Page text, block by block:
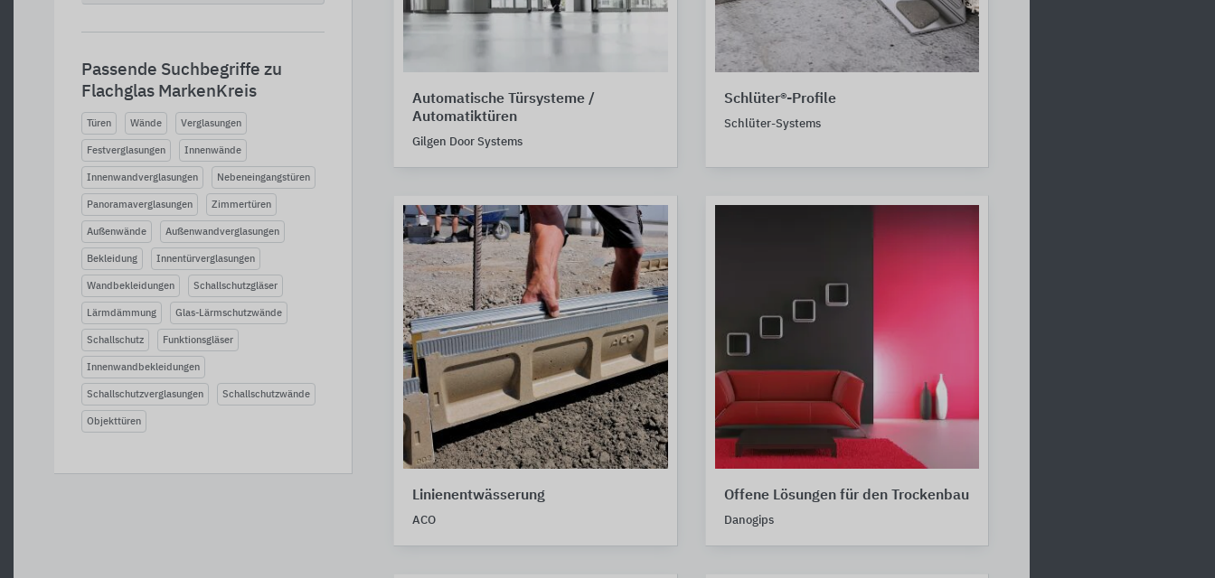
Passende Suchbegriffe zu
Flachglas MarkenKreis
Türen Wände Verglasungen
Festverglasungen Innenwände
Innenwandverglasungen Nebeneingangstüren
Panoramaverglasungen Zimmertüren
Außenwände Außenwandverglasungen
Bekleidung Innentürverglasungen
Wandbekleidungen Schallschutzgläser
Lärmdämmung Glas-Lärmschutzwände
Schallschutz Funktionsgläser
Innenwandbekleidungen
Schallschutzverglasungen Schallschutzwände
Objekttüren
Automatische Türsysteme /
Automatiktüren
Gilgen Door Systems
Schlüter®-Profile
Schlüter-Systems
Linienentwässerung
ACO
Offene Lösungen für den Trockenbau
Danogips